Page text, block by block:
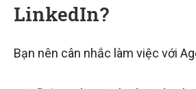
LinkedIn?
Bạn nên cân nhắc làm việc với